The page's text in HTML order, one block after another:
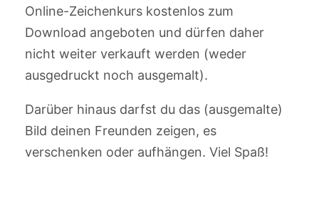
Online-Zeichenkurs kostenlos zum
Download angeboten und dürfen daher
nicht weiter verkauft werden (weder
ausgedruckt noch ausgemalt).
Darüber hinaus darfst du das (ausgemalte)
Bild deinen Freunden zeigen, es
verschenken oder aufhängen. Viel Spaß!